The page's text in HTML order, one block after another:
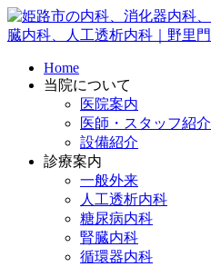
Home
当院について
医院案内
医師・スタッフ紹介
設備紹介
診療案内
一般外来
人工透析内科
糖尿病内科
腎臓内科
循環器内科